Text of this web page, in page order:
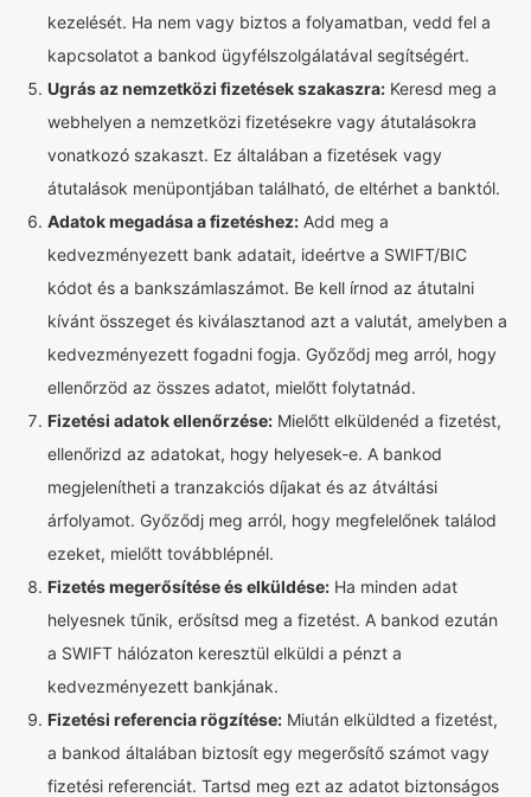
kezelését. Ha nem vagy biztos a folyamatban, vedd fel a
kapcsolatot a bankod ügyfélszolgálatával segítségért.
Ugrás az nemzetközi fizetések szakaszra: Keresd meg a
webhelyen a nemzetközi fizetésekre vagy átutalásokra
vonatkozó szakaszt. Ez általában a fizetések vagy
átutalások menüpontjában található, de eltérhet a banktól.
Adatok megadása a fizetéshez: Add meg a
kedvezményezett bank adatait, ideértve a SWIFT/BIC
kódot és a bankszámlaszámot. Be kell írnod az átutalni
kívánt összeget és kiválasztanod azt a valutát, amelyben a
kedvezményezett fogadni fogja. Győződj meg arról, hogy
ellenőrzöd az összes adatot, mielőtt folytatnád.
Fizetési adatok ellenőrzése: Mielőtt elküldenéd a fizetést,
ellenőrizd az adatokat, hogy helyesek-e. A bankod
megjelenítheti a tranzakciós díjakat és az átváltási
árfolyamot. Győződj meg arról, hogy megfelelőnek találod
ezeket, mielőtt továbblépnél.
Fizetés megerősítése és elküldése: Ha minden adat
helyesnek tűnik, erősítsd meg a fizetést. A bankod ezután
a SWIFT hálózaton keresztül elküldi a pénzt a
kedvezményezett bankjának.
Fizetési referencia rögzítése: Miután elküldted a fizetést,
a bankod általában biztosít egy megerősítő számot vagy
fizetési referenciát. Tartsd meg ezt az adatot biztonságos